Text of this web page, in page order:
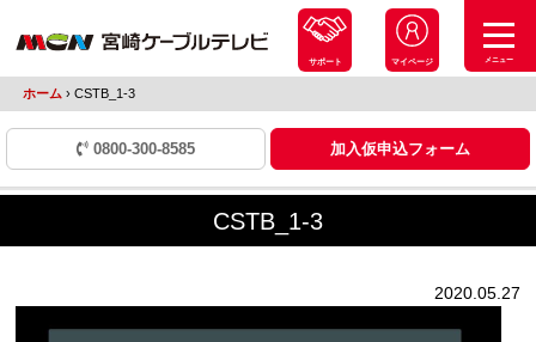
サポート マイページ メニュー
ホーム ›CSTB_1-3
0800-300-8585 加入仮申込フォーム
CSTB_1-3
2020.05.27